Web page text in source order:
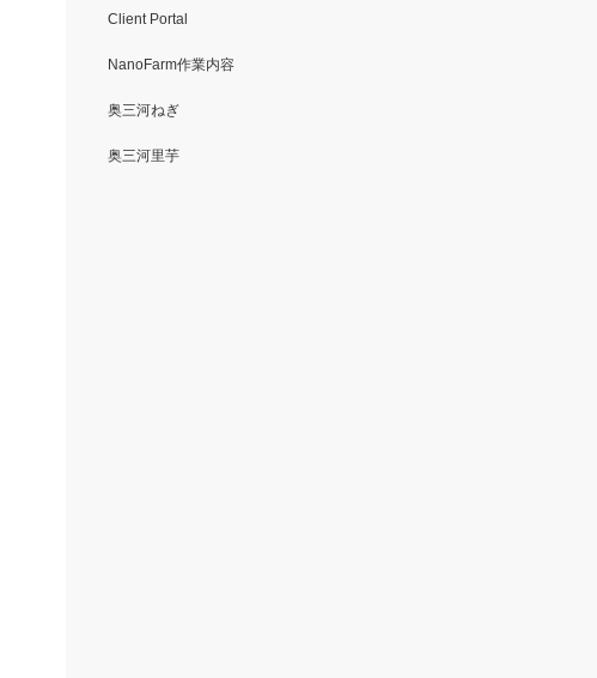
Client Portal
NanoFarm作業内容
奥三河ねぎ
奥三河里芋